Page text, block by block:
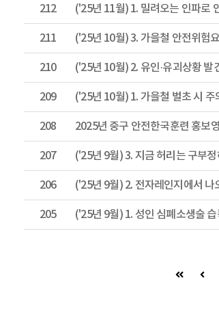
212
211 ('25년 10월) 3. 가을철 안전위험
210 ('25년 10월) 2. 유인·유괴상황 발
209 ('25년 10월) 1. 가을철 벌초 시 주
208 2025년 중구 안전한국훈련 홍보
207
206
205 ('25년 9월) 1. 성인 심폐소생술 습
첫 페이지
이